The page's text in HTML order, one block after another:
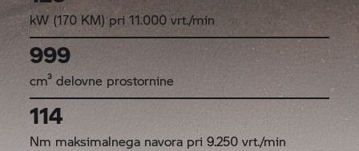
kW (170 KM) pri 11.000 vrt./min
999
cm³ delovne prostornine
114
Nm maksimalnega navora pri 9.250 vrt./min